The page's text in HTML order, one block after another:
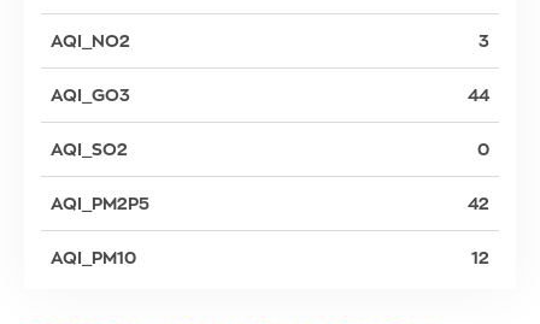
AQI_NO2 3
AQI_GO3 44
AQI_SO2 0
AQI_PM2P5 42
AQI_PM10 12